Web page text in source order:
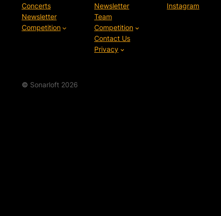
Concerts
Newsletter
Competition
Newsletter
Team
Competition
Contact Us
Privacy
Instagram
© Sonarloft 2026